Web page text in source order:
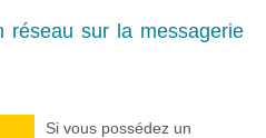
réseau sur la messagerie
Si vous possédez un